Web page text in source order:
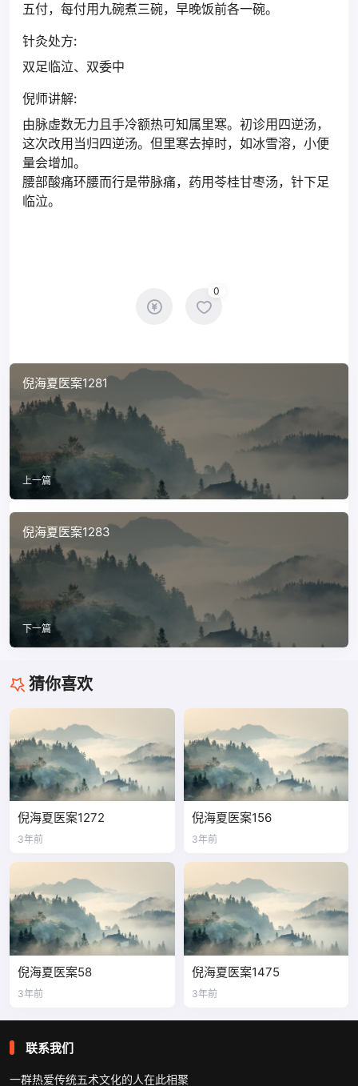
五付，每付用九碗煮三碗，早晚饭前各一碗。
针灸处方:
双足临泣、双委中
倪师讲解:
由脉虚数无力且手冷额热可知属里寒。初诊用四逆汤，
这次改用当归四逆汤。但里寒去掉时，如冰雪溶，小便
量会增加。
腰部酸痛环腰而行是带脉痛，药用苓桂甘枣汤，针下足
临泣。
0
倪海夏医案1281
上一篇
倪海夏医案1283
下一篇
猜你喜欢
倪海夏医案1272
3年前
倪海夏医案156
3年前
倪海夏医案58
3年前
倪海夏医案1475
3年前
联系我们
一群热爱传统五术文化的人在此相聚